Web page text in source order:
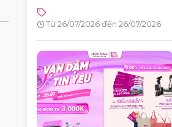
giải thưởng hấp dẫn lên tới
20.000.000 VNĐ!
Từ 26/07/2026 đến 26/07/2026